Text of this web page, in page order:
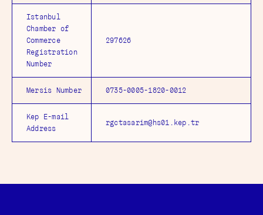
Istanbul
Chamber of
Commerce
Registration
Number
297626
Mersis Number 0735-0005-1820-0012
Kep E-mail
Address
rgctasarim@hs01.kep.tr